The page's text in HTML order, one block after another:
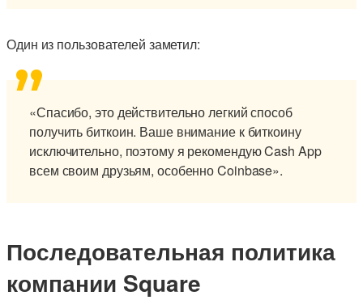
Один из пользователей заметил:
«Спасибо, это действительно легкий способ
получить биткоин. Ваше внимание к биткоину
исключительно, поэтому я рекомендую Cash App
всем своим друзьям, особенно Coinbase».
Последовательная политика
компании Square